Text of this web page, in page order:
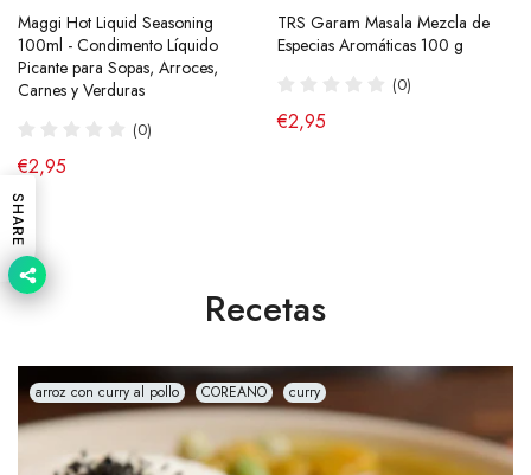
Maggi Hot Liquid Seasoning
100ml - Condimento Líquido
Picante para Sopas, Arroces,
Carnes y Verduras
(0)
€2,95
TRS Garam Masala Mezcla de
Especias Aromáticas 100 g
(0)
€2,95
Ramen Buldak Carbonara
Coreano (Halal) 130g SamYang
(40)
Salsa de Chili Crujiente 210g
Laoganma
(43)
€4,95
Recetas
arroz con curry al pollo COREANO curry
SHARE